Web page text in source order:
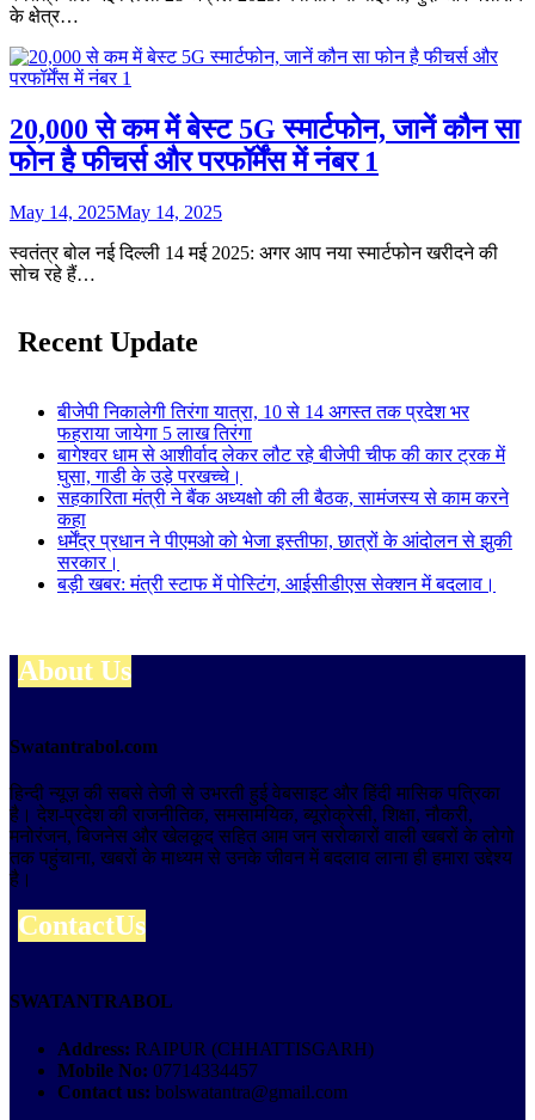
के क्षेत्र…
20,000 से कम में बेस्ट 5G स्मार्टफोन, जानें कौन सा
फोन है फीचर्स और परफॉर्मेंस में नंबर 1
May 14, 2025May 14, 2025
स्वतंत्र बोल नई दिल्ली 14 मई 2025: अगर आप नया स्मार्टफोन खरीदने की
सोच रहे हैं…
Recent Update
बीजेपी निकालेगी तिरंगा यात्रा, 10 से 14 अगस्त तक प्रदेश भर
फहराया जायेगा 5 लाख तिरंगा
बागेश्वर धाम से आशीर्वाद लेकर लौट रहे बीजेपी चीफ की कार ट्रक में
घुसा, गाडी के उड़े परखच्चे।
सहकारिता मंत्री ने बैंक अध्यक्षो की ली बैठक, सामंजस्य से काम करने
कहा
धर्मेंद्र प्रधान ने पीएमओ को भेजा इस्तीफा, छात्रों के आंदोलन से झुकी
सरकार।
बड़ी खबर: मंत्री स्टाफ में पोस्टिंग, आईसीडीएस सेक्शन में बदलाव।
About Us
Swatantrabol.com
हिन्दी न्यूज़ की सबसे तेजी से उभरती हुई वेबसाइट और हिंदी मासिक पत्रिका
है। देश-प्रदेश की राजनीतिक, समसामयिक, ब्यूरोक्रेसी, शिक्षा, नौकरी,
मनोरंजन, बिजनेस और खेलकूद सहित आम जन सरोकारों वाली खबरों के लोगो
तक पहुंचाना, खबरों के माध्यम से उनके जीवन में बदलाव लाना ही हमारा उद्देश्य
है।
ContactUs
SWATANTRABOL
Address: RAIPUR (CHHATTISGARH)
Mobile No: 07714334457
Contact us: bolswatantra@gmail.com